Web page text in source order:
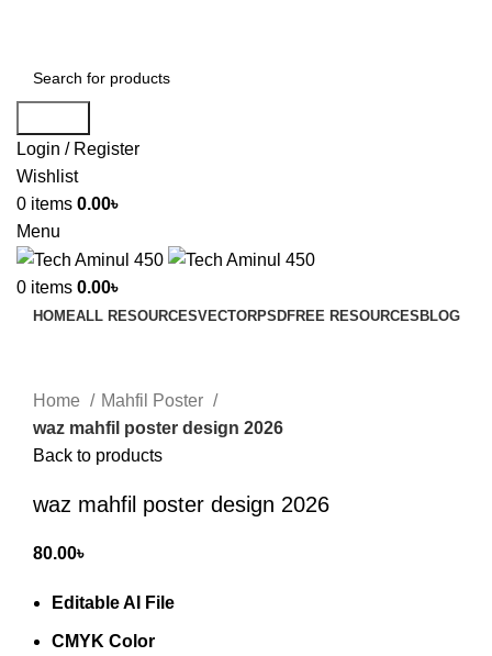
Login / Register
Wishlist
0 items 0.00৳
Menu
0 items 0.00৳
HOMEALL RESOURCESVECTORPSDFREE RESOURCES BLOG
Home
Mahfil Poster
waz mahfil poster design 2026
Back to products
waz mahfil poster design 2026
80.00৳
Editable AI File
CMYK Color